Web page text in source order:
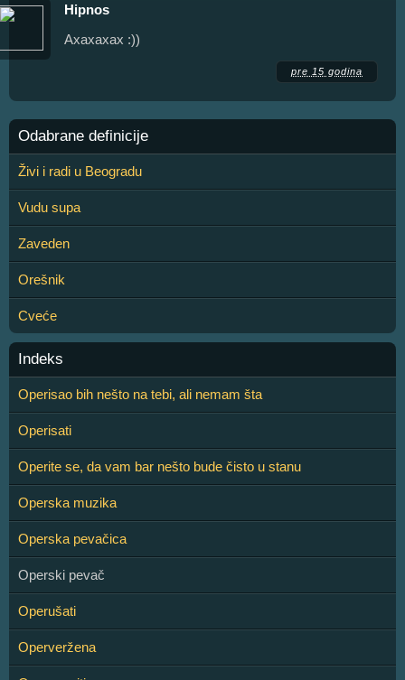
Hipnos
Axaxaxax :))
pre 15 godina
Odabrane definicije
Živi i radi u Beogradu
Vudu supa
Zaveden
Orešnik
Cveće
Indeks
Operisao bih nešto na tebi, ali nemam šta
Operisati
Operite se, da vam bar nešto bude čisto u stanu
Operska muzika
Operska pevačica
Operski pevač
Operušati
Operveržena